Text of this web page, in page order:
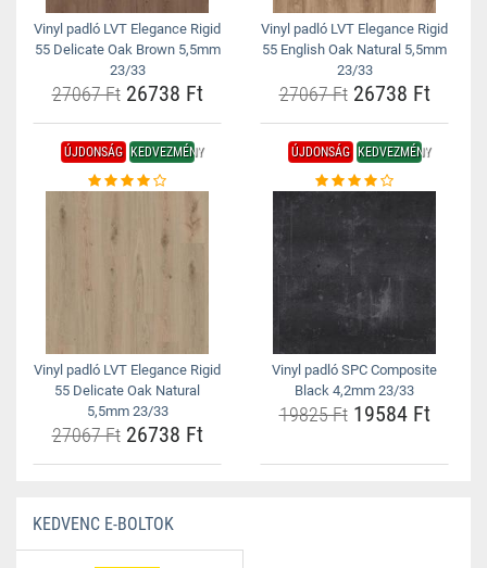
Vinyl padló LVT Elegance Rigid
55 Delicate Oak Brown 5,5mm
23/33
27067 Ft26738 Ft
Vinyl padló LVT Elegance Rigid
55 English Oak Natural 5,5mm
23/33
27067 Ft26738 Ft
ÚJDONSÁG KEDVEZMÉNY
Vinyl padló LVT Elegance Rigid
55 Delicate Oak Natural
5,5mm 23/33
27067 Ft26738 Ft
ÚJDONSÁG KEDVEZMÉNY
Vinyl padló SPC Composite
Black 4,2mm 23/33
19825 Ft19584 Ft
KEDVENC E-BOLTOK